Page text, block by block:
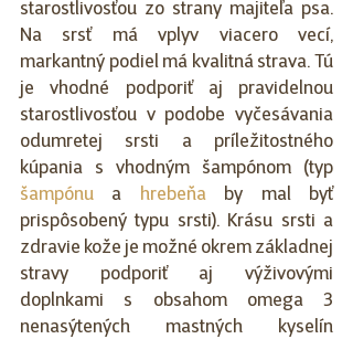
starostlivosťou zo strany majiteľa psa.
Na srsť má vplyv viacero vecí,
markantný podiel má kvalitná strava. Tú
je vhodné podporiť aj pravidelnou
starostlivosťou v podobe vyčesávania
odumretej srsti a príležitostného
šampónu a hrebeňa by mal byť
prispôsobený typu srsti). Krásu srsti a
zdravie kože je možné okrem základnej
stravy podporiť aj výživovými
doplnkami s obsahom omega 3
nenasýtených mastných kyselín